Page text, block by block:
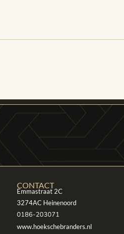
CONTACT
Emmastraat 2C
3274AC Heinenoord
0186-203071
www.hoekschebranders.nl